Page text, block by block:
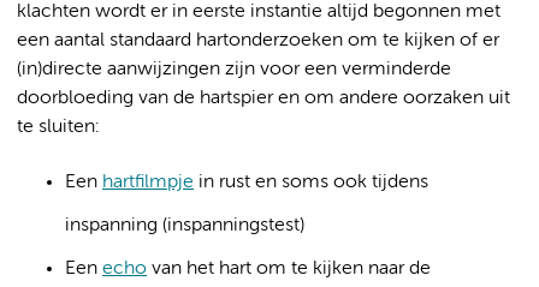
klachten wordt er in eerste instantie altijd begonnen met
een aantal standaard hartonderzoeken om te kijken of er
(in)directe aanwijzingen zijn voor een verminderde
doorbloeding van de hartspier en om andere oorzaken uit
te sluiten:
Een hartfilmpje in rust en soms ook tijdens
inspanning (inspanningstest)
Een echo van het hart om te kijken naar de